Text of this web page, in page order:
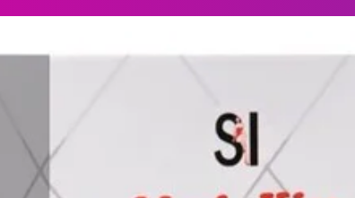
Aveludado
a cinta com um pano úmido após o uso para manter a higiene
do material.